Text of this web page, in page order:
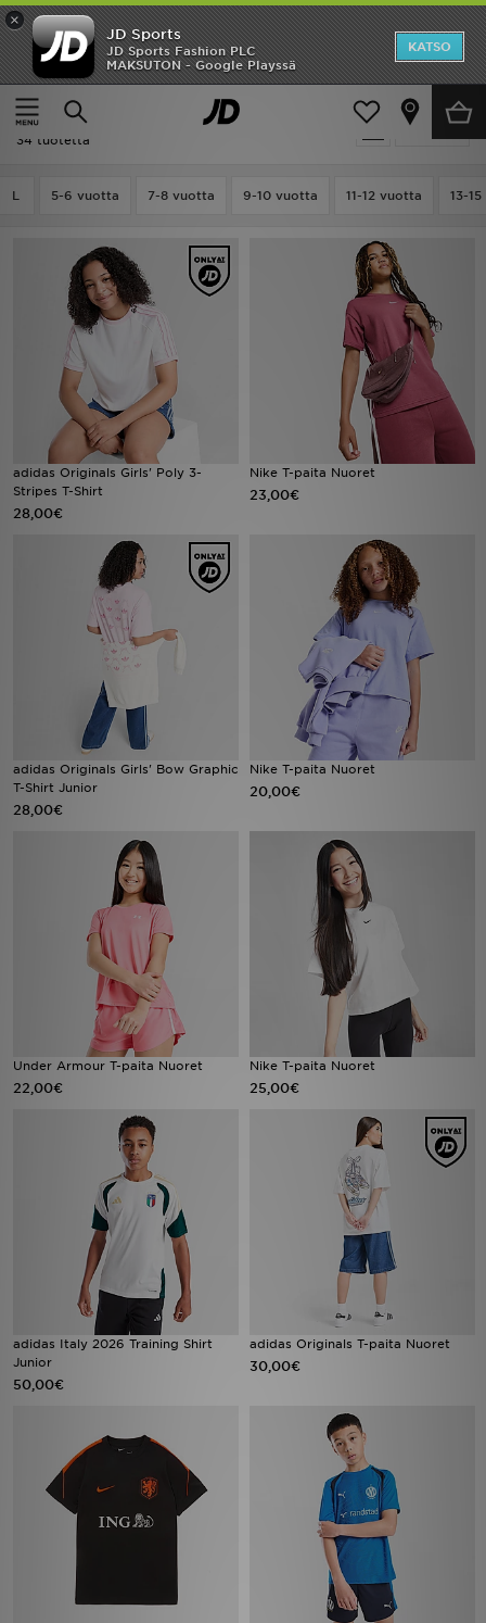
×
JD Sports
JD Sports Fashion PLC
MAKSUTON - Google Playssä
KATSO
Etusivu
Lapset
Suodata
Lapset - T-Paidat
34 tuotetta
L 5-6 vuotta 7-8 vuotta 9-10 vuotta 11-12 vuotta 13-
adidas Originals Girls' Poly 3-
Stripes T-Shirt
28,00€
Nike T-paita Nuoret
23,00€
adidas Originals Girls' Bow Graphic
T-Shirt Junior
28,00€
Nike T-paita Nuoret
20,00€
Under Armour T-paita Nuoret
22,00€
Nike T-paita Nuoret
25,00€
adidas Italy 2026 Training Shirt
Junior
50,00€
adidas Originals T-paita Nuoret
30,00€
Etusivu
ALE
Uutuudet
Lapset
Suosikit
Tuotemerkit
Inspiroidu
Jalkapallo
Lataa JD-sovellus
Minun JD
Minun viestini
Asiakaspalvelu ja tietoa